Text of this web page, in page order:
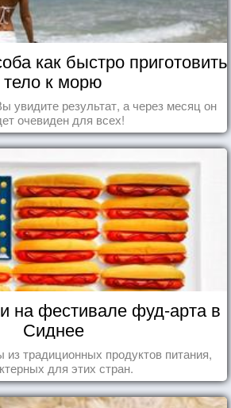
как быстро приготовить
тело к морю
увидите результат, а через месяц он
очевиден для всех!
на фестивале фуд-арта в
Сиднее
традиционных продуктов питания,
для этих стран.